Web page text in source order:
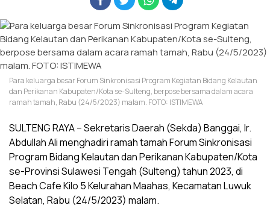
Para keluarga besar Forum Sinkronisasi Program Kegiatan Bidang Kelautan
dan Perikanan Kabupaten/Kota se-Sulteng, berpose bersama dalam acara
ramah tamah, Rabu (24/5/2023) malam. FOTO: ISTIMEWA
SULTENG RAYA – Sekretaris Daerah (Sekda) Banggai, Ir.
Abdullah Ali menghadiri ramah tamah Forum Sinkronisasi
Program Bidang Kelautan dan Perikanan Kabupaten/Kota
se-Provinsi Sulawesi Tengah (Sulteng) tahun 2023, di
Beach Cafe Kilo 5 Kelurahan Maahas, Kecamatan Luwuk
Selatan, Rabu (24/5/2023) malam.